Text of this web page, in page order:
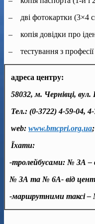
– дві фотокартки (3×4
– копія довідки про
– тестування з професії
адреса центру:
58032,м. Чернівці,вул.
Тел.: (0-3722) 4-59-04, 4-
web:www.bmcpri.org.ua
Їхати:
-тролейбусами: № ЗА –
№ ЗА та № 6А- від
-маршрутними таксі–